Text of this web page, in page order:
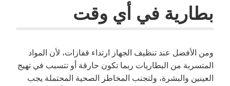
بطارية في أي وقت
ومن الأفضل عند تنظيف الجهاز ارتداء قفازات، لأن المواد
المتسربة من البطاريات ربما تكون حارقة أو تتسبب في تهيج
العينين والبشرة، ولتجنب المخاطر الصحية المحتملة يجب